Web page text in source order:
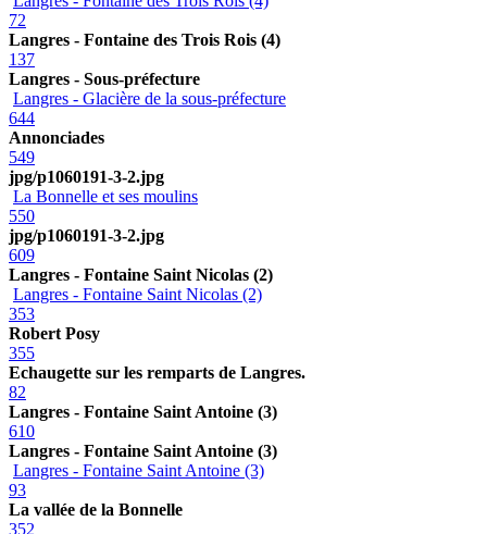
72
Langres - Fontaine des Trois Rois (4)
137
Langres - Sous-préfecture
Langres - Glacière de la sous-préfecture
644
Annonciades
549
jpg/p1060191-3-2.jpg
La Bonnelle et ses moulins
550
jpg/p1060191-3-2.jpg
609
Langres - Fontaine Saint Nicolas (2)
Langres - Fontaine Saint Nicolas (2)
353
Robert Posy
355
Echaugette sur les remparts de Langres.
82
Langres - Fontaine Saint Antoine (3)
610
Langres - Fontaine Saint Antoine (3)
Langres - Fontaine Saint Antoine (3)
93
La vallée de la Bonnelle
352